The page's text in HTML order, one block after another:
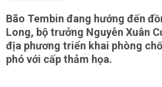
Bão Tembin đang hướng đến
Long, bộ trưởng Nguyễn Xuân
địa phương triển khai phòng
phó với cấp thảm họa.